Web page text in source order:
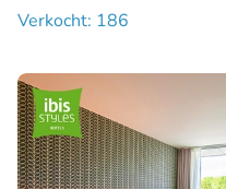
Verkocht: 186